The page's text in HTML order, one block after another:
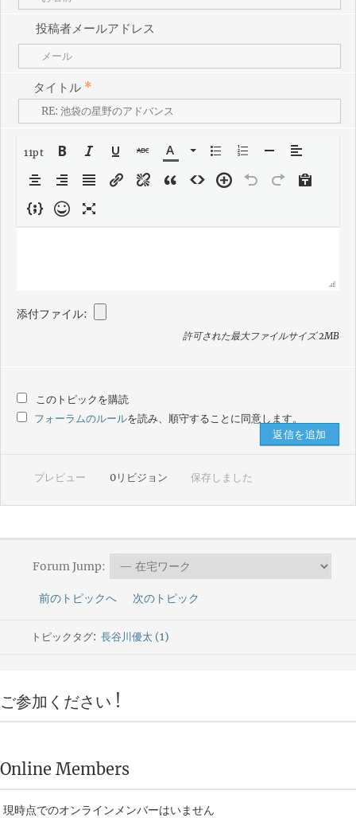
投稿者メールアドレス
タイトル *
11pt
添付ファイル:
許可された最大ファイルサイズ 2MB
このトピックを購読
フォーラムのルールを読み、順守することに同意します。
プレビュー 0リビジョン 保存しました
Forum Jump:
前のトピックへ 次のトピック
トピックタグ: 長谷川優太 (1)
ご参加ください !
Online Members
現時点でのオンラインメンバーはいません